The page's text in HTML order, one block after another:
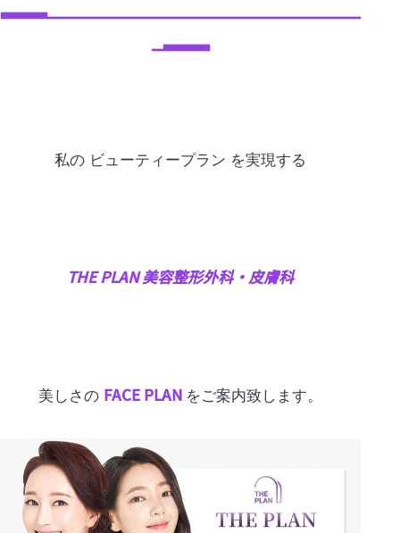
▃▃▃▃▁▁▁▁▁▁▁▁▁▁▁▁▁▁▁▁▁▁▁▁▁▁▁▁▁▁▁
▁▃▃▃▃
私の ビューティープラン を実現する
THE PLAN 美容整形外科・皮膚科
美しさの FACE PLAN をご案内致します。